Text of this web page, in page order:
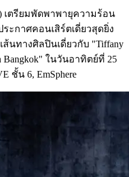
เตรียมพัดพาพายุความร้อน
ะกาศคอนเสิร์ตเดี่ยวสุดยิ่ง
นทางศิลปินเดี่ยวกับ "Tiffany
Bangkok" ในวันอาทิตย์ที่ 25
ชั้น 6, EmSphere